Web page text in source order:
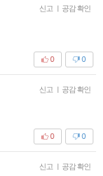
신고 | 공감 확인
0
0
신고 | 공감 확인
0
0
신고 | 공감 확인